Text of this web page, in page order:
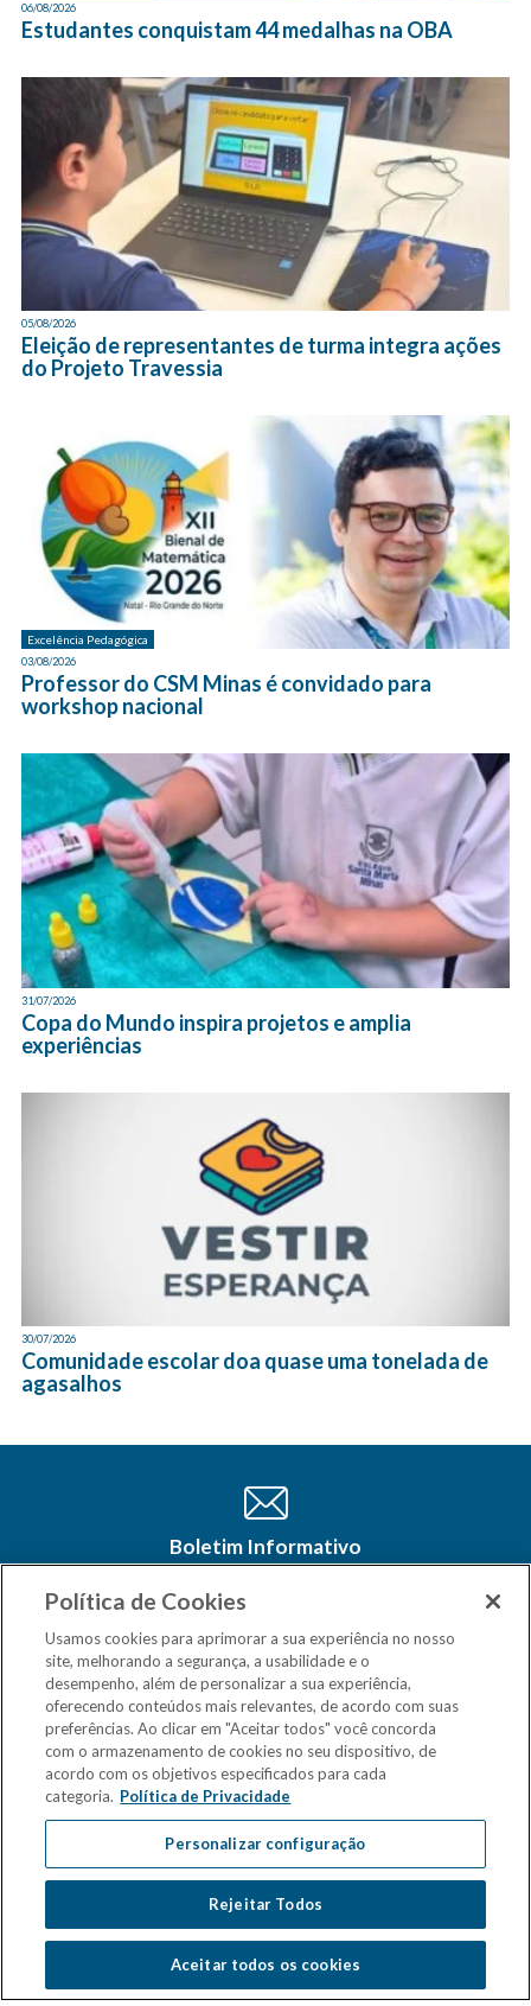
06/08/2026
Estudantes conquistam 44 medalhas na OBA
05/08/2026
Eleição de representantes de turma integra ações
do Projeto Travessia
Excelência Pedagógica
03/08/2026
Professor do CSM Minas é convidado para
workshop nacional
31/07/2026
Copa do Mundo inspira projetos e amplia
experiências
30/07/2026
Comunidade escolar doa quase uma tonelada de
agasalhos
Boletim Informativo
Cadastre-se e receba as últimas
Política de Cookies
Usamos cookies para aprimorar a sua experiência no nosso
site, melhorando a segurança, a usabilidade e o
desempenho, além de personalizar a sua experiência,
oferecendo conteúdos mais relevantes, de acordo com suas
preferências. Ao clicar em "Aceitar todos" você concorda
com o armazenamento de cookies no seu dispositivo, de
acordo com os objetivos especificados para cada
categoria. Política de Privacidade
Personalizar configuração
Rejeitar Todos
Aceitar todos os cookies